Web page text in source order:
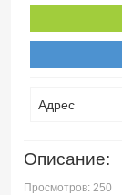
Адрес
Описание:
Просмотров: 250